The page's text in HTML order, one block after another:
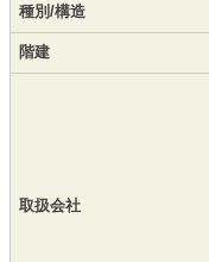
種別/構造
階建
取扱会社